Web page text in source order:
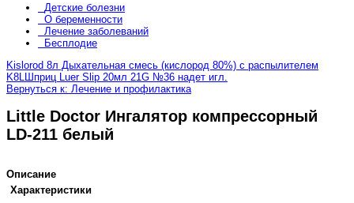
Детские болезни
О беременности
Лечение заболеваний
Бесплодие
Kislorod 8л Дыхательная смесь (кислород 80%) с распылителем
K8L
Шприц Luer Slip 20мл 21G №36 надет игл.
Вернуться к: Лечение и профилактика
Little Doctor Ингалятор компрессорный
LD-211 белый
Описание
Характеристики